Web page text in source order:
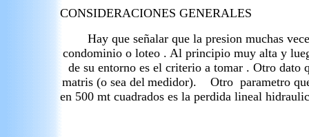
CONSIDERACIONES GENERALES
Hay que señalar que la presion muchas
condominio o loteo . Al principio muy alta y
de su entorno es el criterio a tomar . Otro dato
matris (o sea del medidor). Otro parametro que
en 500 mt cuadrados es la perdida lineal